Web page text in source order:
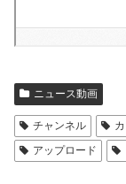
ニュース動画
チャンネル
アップロード